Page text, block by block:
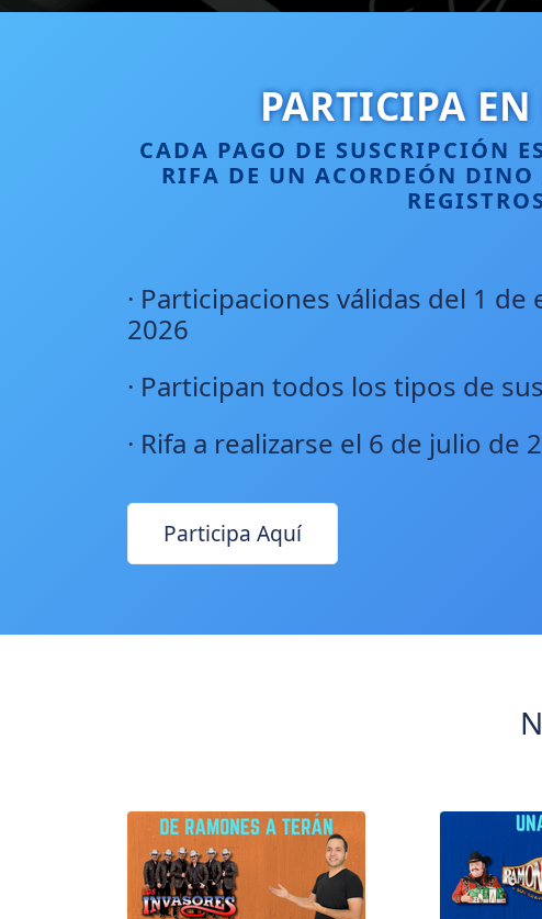
PARTICIPA
CADA PAGO DE SUSCRIPCIÓN
RIFA DE UN ACORDEÓN DINO
REGISTROS
· Participaciones válidas del 1
2026
· Participan todos los tipos de
· Rifa a realizarse el 6 de julio de
Participa Aquí